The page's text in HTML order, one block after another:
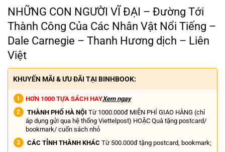
NHỮNG CON NGƯỜI VĨ ĐẠI – Đường Tới
Thành Công Của Các Nhân Vật Nổi Tiếng –
Dale Carnegie – Thanh Hương dịch – Liên
Việt
KHUYẾN MÃI & ƯU ĐÃI TẠI BINHBOOK:
HƠN 1000 TỰA SÁCH HAYXem ngay
THÀNH PHỐ HÀ NỘI Từ 1000.000đ MIỄN PHÍ GIAO HÀNG (chỉ
áp dụng gửi qua hệ thống Viettelpost) HOẶC Quà tặng postcard/
bookmark/ cuốn sách nhỏ
CÁC TỈNH THÀNH KHÁC Từ 500.000đ tặng postcard, bookmark;